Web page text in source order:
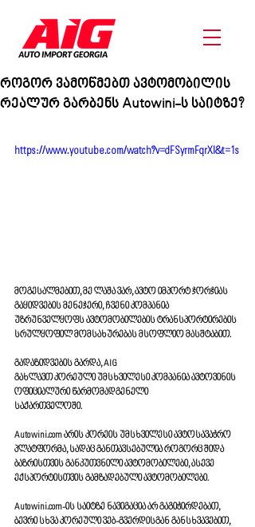
როგორ ვამოწმებთ ავტომობილის
რეალურ გარბენს Autowini-ს საიტზე?
https://www.youtube.com/watch?v=dFSyrmFqrXI&t=1s
მოგესალმებით, მე ლაშა ვარ, ავტო იმპორტ ჯორჯიას
გაყიდვების მენეჯერი, ჩვენი კომპანია
უზრუნველყოფს ავტომობილების ტრანსპორტირების
სრულყოფილ მომსახურებას მსოფლიო მასშტაბით.
გადაზიდვების გარდა, AIG
გახლავთ კორეული უმსხვილესი კომპანია ავტოვინის
ოფიციალური წარმომადგენელი
საქართველოში.
Autowini.com არის კორეის უმსხვილესი ავტოსავაჭრო
პლატფორმა, სადაც განთავსებულია როგორც შიდა
ბაზრისთვის განკუთვნილი ავტომობილები, ასევე
ექსპორტისთვის გამზადებული ავტომობილები.
Autowini.com-ის საიტზე ნავიგაცია არ გაგიჭირდებათ,
ბევრი სხვა კორეული ვებ-გვერდისგან განსხვავებით,